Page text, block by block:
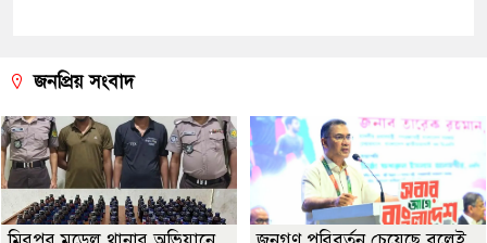
জনপ্রিয় সংবাদ